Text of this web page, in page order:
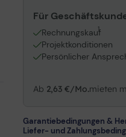
Für
Rechnungskauf
1
Projektkonditionen
Persönlicher
Ab 2,63 €/Mo.mieten
Garantiebedingungen &
Liefer- und